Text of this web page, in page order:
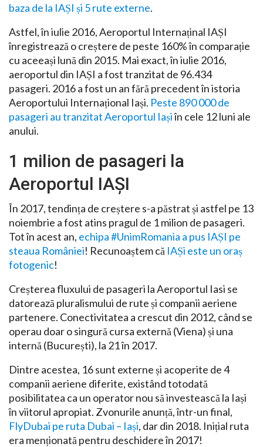
baza de la IAȘI și 5 rute externe.
Astfel, în iulie 2016, Aeroportul Internaținal IAȘI
înregistrează o creștere de peste 160% în comparație
cu aceeași lună din 2015. Mai exact, în iulie 2016,
aeroportul din IAȘI a fost tranzitat de 96.434
pasageri. 2016 a fost un an fără precedent în istoria
Aeroportului Internațional Iași. Peste 890 000 de
pasageri au tranzitat Aeroportul Iașiîn cele 12 luni ale
anului.
1 milion de pasageri la
Aeroportul IAȘI
În 2017, tendința de creștere s-a păstrat și astfel pe 13
noiembrie a fost atins pragul de 1 milion de pasageri.
Tot în acest an, echipa #UnimRomania a pus IAȘI pe
steaua României! Recunoaștem că IAȘi este un oraș
fotogenic!
Creșterea fluxului de pasageri la Aeroportul Iasi se
datorează pluralismului de rute și companii aeriene
partenere. Conectivitatea a crescut din 2012, când se
operau doar o singură cursa externă (Viena) și una
internă (București), la 21 în 2017.
Dintre acestea, 16 sunt externe și acoperite de 4
companii aeriene diferite, existând totodată
posibilitatea ca un operator nou să investească la Iași
în viitorul apropiat. Zvonurile anunță, într-un final,
FlyDubai pe ruta Dubai – Iași, dar din 2018. Inițial ruta
era menționată pentru deschidere în 2017!